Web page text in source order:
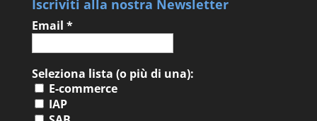
Iscriviti alla nostra Newsletter
Email *
Seleziona lista (o più di una):
E-commerce
IAP